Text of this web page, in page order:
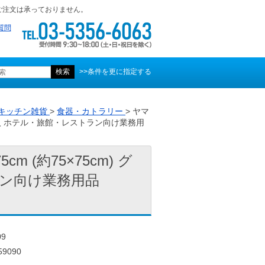
文は承っておりません。
問
>>条件を更に指定する
ッチン雑貨 > 食器・カトラリー > ヤマ
テル・旅館・レストラン向け業務用
(約75×75cm) グ
向け業務用品